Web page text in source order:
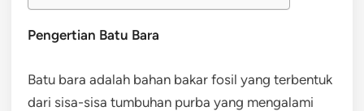
Pengertian Batu Bara
Batu bara adalah bahan bakar fosil yang terbentuk
dari sisa-sisa tumbuhan purba yang mengalami